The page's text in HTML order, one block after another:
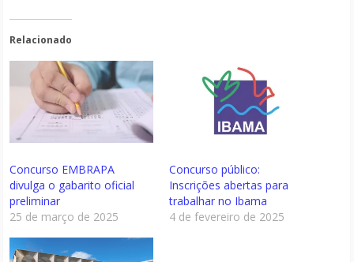
Relacionado
Concurso EMBRAPA
divulga o gabarito oficial
preliminar
25 de março de 2025
Concurso público:
Inscrições abertas para
trabalhar no Ibama
4 de fevereiro de 2025